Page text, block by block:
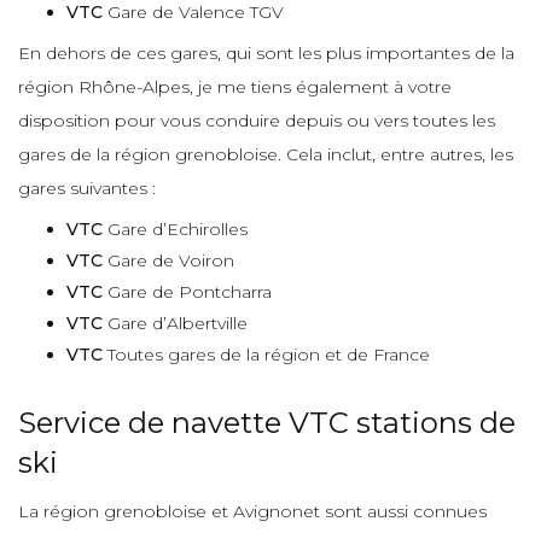
VTC Gare de Valence TGV
En dehors de ces gares, qui sont les plus importantes de la
région Rhône-Alpes, je me tiens également à votre
disposition pour vous conduire depuis ou vers toutes les
gares de la région grenobloise. Cela inclut, entre autres, les
gares suivantes :
VTC Gare d’Echirolles
VTC Gare de Voiron
VTC Gare de Pontcharra
VTC Gare d’Albertville
VTCToutes gares de la région et de France
Service de navette VTC stations de
ski
La région grenobloise et Avignonet sont aussi connues